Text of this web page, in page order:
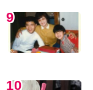
9
10